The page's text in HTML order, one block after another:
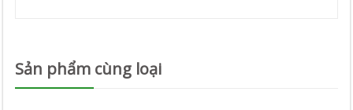
Sản phẩm cùng loại